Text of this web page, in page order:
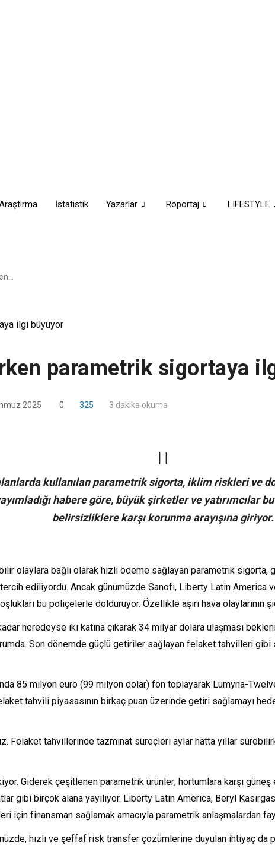
İstatistik Yazarlar Röportaj LIFESTYLE
parametrik sigortaya
2025 0 325 3 dakika okuma
kullanılan parametrik sigorta, iklim riskleri ve
habere göre, büyük şirketler ve
belirsizliklere karşı korunma arayışına giriyor.
olaylara bağlı olarak hızlı ödeme sağlayan parametrik
ediliyordu. Ancak günümüzde Sanofi, Liberty Latin America
bu poliçelerle dolduruyor. Özellikle aşırı hava
neredeyse iki katına çıkarak 34 milyar dolara ulaşması
Son dönemde güçlü getiriler sağlayan felaket tahvilleri gibi
85 milyon euro (99 milyon dolar) fon toplayarak Lumyna-
tahvili piyasasının birkaç puan üzerinde getiri sağlamayı
Felaket tahvillerinde tazminat süreçleri aylar hatta yıllar
Giderek çeşitlenen parametrik ürünler; hortumlara karşı
gibi birçok alana yayılıyor. Liberty Latin America, Beryl
için finansman sağlamak amacıyla parametrik anlaşmalardan
hızlı ve şeffaf risk transfer çözümlerine duyulan ihtiyaç da